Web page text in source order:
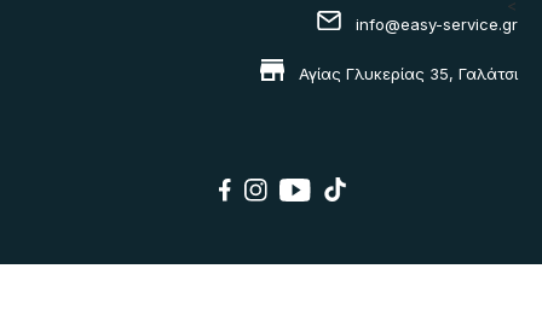
<
info@easy-service.gr
Αγίας Γλυκερίας 35, Γαλάτσι